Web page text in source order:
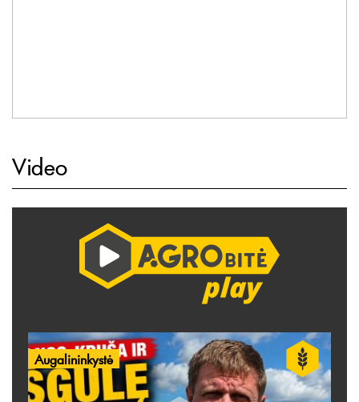
Video
Augalininkystė